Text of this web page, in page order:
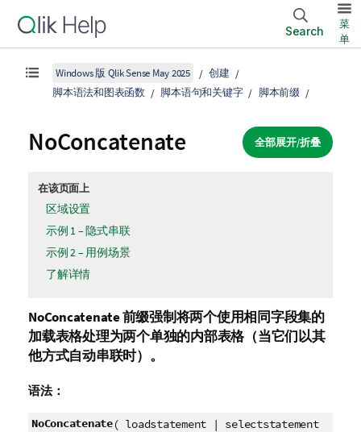
Search
菜
单
Windows 版 Qlik Sense May 2025
创建
脚本语法和图表函数
脚本语句和关键字 脚本前缀
全部展开/折叠
NoConcatenate
在该页面上
区域设置
示例 1 – 隐式串联
示例 2 – 用例场景
了解详情
NoConcatenate前缀强制将两个使用相同字段集的
加载表格处理为两个单独的内部表格（当它们以其
他方式自动串联时）。
语法：
NoConcatenate( loadstatement | selectstatement